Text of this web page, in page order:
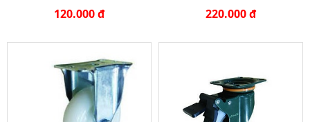
120.000 đ 220.000 đ